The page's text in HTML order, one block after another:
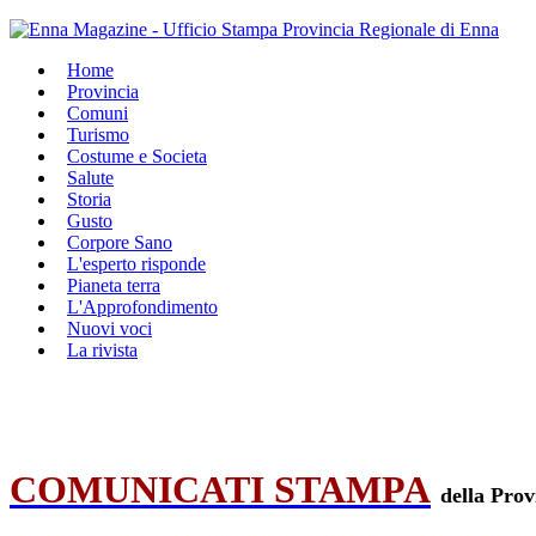
Home
Provincia
Comuni
Turismo
Costume e Societa
Salute
Storia
Gusto
Corpore Sano
L'esperto risponde
Pianeta terra
L'Approfondimento
Nuovi voci
La rivista
COMUNICATI STAMPA della